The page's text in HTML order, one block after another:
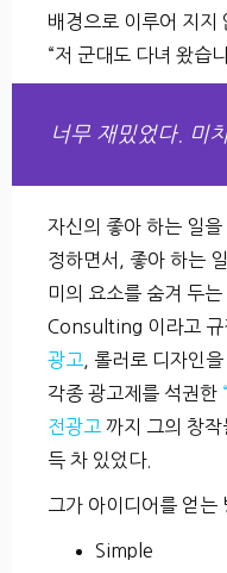
배경으로 이루어 지지
“저 군대도 다녀 왔습
너무 재밌었다. 미
자신의 좋아 하는 일
정하면서, 좋아 하는
미의 요소를 숨겨 두
Consulting 이라고 규
광고, 롤러로 디자인
각종 광고제를 석권한
전광고 까지 그의 창
득 차 있었다.
그가 아이디어를 얻는
Simple